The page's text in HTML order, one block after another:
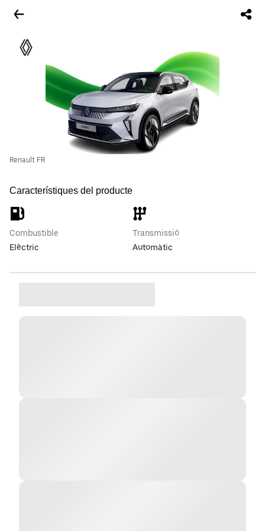
Renault FR
Característiques del producte
Combustible
Elèctric
Transmissió
Automàtic